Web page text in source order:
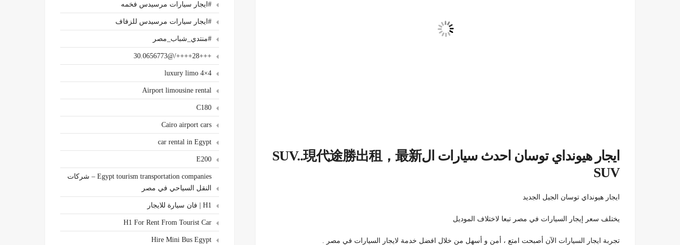
ايجار هيونداي توسان احدث سيارات الSUV..現代途勝出租，最新
SUV
ايجار هيونداي توسان الجيل الجديد
يختلف سعر إيجار السيارات في مصر تبعا لاختلاف الموديل
تجربة ايجار السيارات الآن أصبحت امتع ، أمن و أسهل من خلال افضل خدمة لايجار السيارات في مصر .
#ايجار سيارات مرسيدس فخمه
#ايجار سيارات مرسيدس للزفاف
#منتدي_شباب_مصر
+++28++++/@30.0656773
4×4 luxury limo
Airport limousine rental
C180
Cairo airport cars
car rental in Egypt
E200
Egypt tourism transportation companies – شركات
النقل السياحي في مصر
H1 | فان سيارة للايجار
H1 For Rent From Tourist Car
Hire Mini Bus Egypt